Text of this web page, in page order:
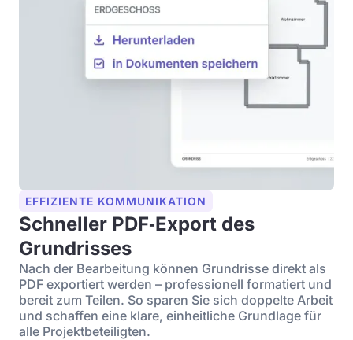
EFFIZIENTE KOMMUNIKATION
Schneller PDF‑Export des
Grundrisses
Nach der Bearbeitung können Grundrisse direkt als
PDF exportiert werden – professionell formatiert und
bereit zum Teilen. So sparen Sie sich doppelte Arbeit
und schaffen eine klare, einheitliche Grundlage für
alle Projektbeteiligten.